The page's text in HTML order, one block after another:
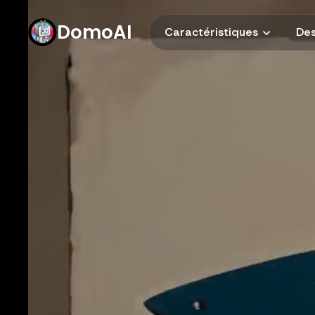
DomoAI Caractéristiques